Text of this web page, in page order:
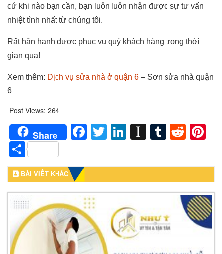
cứ khi nào bạn cần, bạn luôn luôn nhận được sự tư vấn
nhiệt tình nhất từ chúng tôi.
Rất hân hạnh được phục vụ quý khách hàng trong thời
gian qua!
Xem thêm: Dịch vụ sửa nhà ở quận 6 – Sơn sửa nhà quận
6
Post Views: 264
Share Facebook
Twitter
LinkedIn
Instapaper
Tumblr
Share
BÀI VIẾT KHÁC